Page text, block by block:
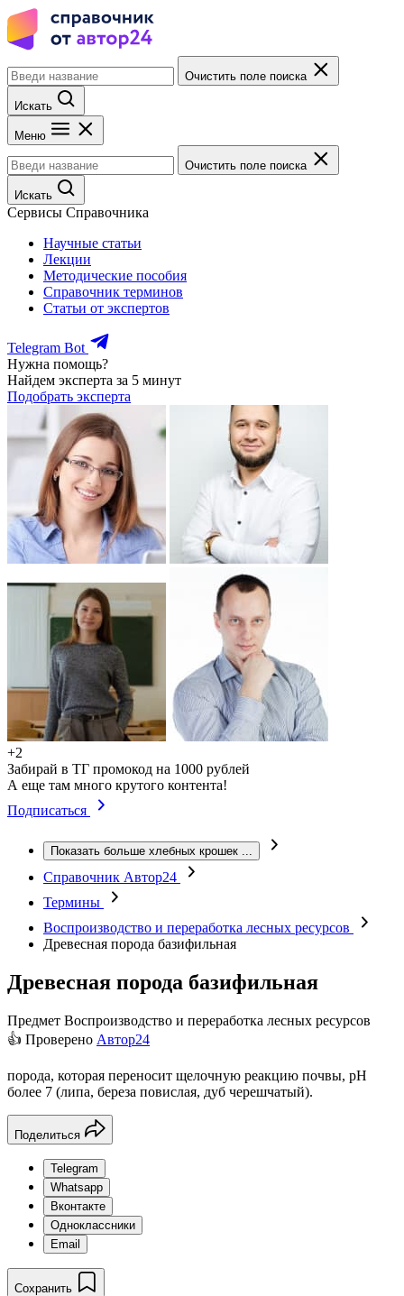
Очистить поле поиска
Искать
Меню
Очистить поле поиска
Искать
Сервисы Справочника
Научные статьи
Лекции
Методические пособия
Справочник терминов
Статьи от экспертов
Telegram Bot
Нужна помощь?
Найдем эксперта за 5 минут
Подобрать эксперта
+2
Забирай в ТГ промокод на 1000 рублей
А еще там много крутого контента!
Подписаться
Показать больше хлебных крошек ...
Справочник Автор24
Термины
Воспроизводство и переработка лесных ресурсов
Древесная порода базифильная
Древесная порода базифильная
Предмет Воспроизводство и переработка лесных ресурсов
👍 Проверено Автор24
порода, которая переносит щелочную реакцию почвы, рН
более 7 (липа, береза повислая, дуб черешчатый).
Поделиться
Telegram
Whatsapp
Вконтакте
Одноклассники
Email
Сохранить